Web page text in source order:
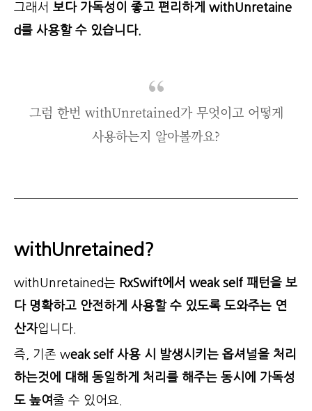
그래서 보다 가독성이 좋고 편리하게 withUnretaine
d를 사용할 수 있습니다.
그럼 한번 withUnretained가 무엇이고 어떻게
사용하는지 알아볼까요?
withUnretained?
withUnretained는 RxSwift에서 weak self 패턴을 보
다 명확하고 안전하게 사용할 수 있도록 도와주는 연
산자입니다.
즉, 기존 weak self 사용 시 발생시키는 옵셔널을 처리
하는것에 대해 동일하게 처리를 해주는 동시에 가독성
도 높여줄 수 있어요.